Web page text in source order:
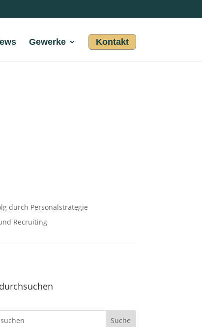
Gewerke Kontakt
durch Personalstrategie
Recruiting